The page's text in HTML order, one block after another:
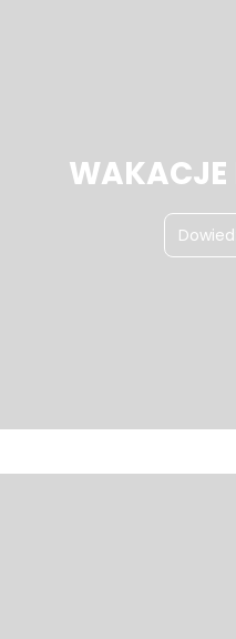
WAKACJE